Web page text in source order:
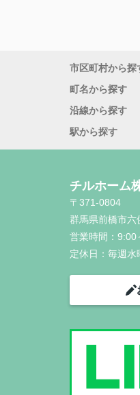
市区町村から探
町名から探す
沿線から探す
駅から探す
チルホーム
〒371-0804
群馬県前橋市
営業時間： 9:00
定休日： 毎週水